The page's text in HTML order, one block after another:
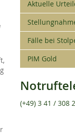
Aktuelle
Fälle bei
PIM Gold
(+49) 3 41 / 308